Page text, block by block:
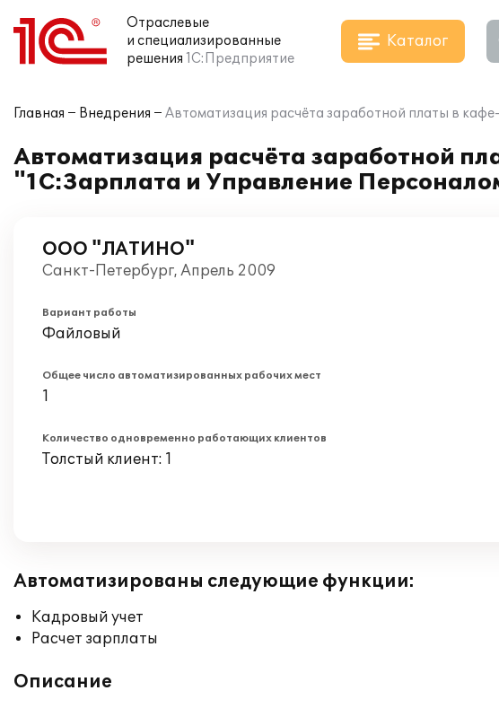
Отраслевые
и специализированные
решения 1С:Предприятие
Каталог
Главная Внедрения Автоматизация расчёта заработной платы в
Автоматизация расчёта заработной
"1С:Зарплата и Управление
ООО "ЛАТИНО"
Санкт-Петербург, Апрель 2009
Вариант работы
Файловый
Общее число автоматизированных рабочих мест
1
Количество одновременно работающих клиентов
Толстый клиент: 1
Автоматизированы следующие функции:
Кадровый учет
Расчет зарплаты
Описание